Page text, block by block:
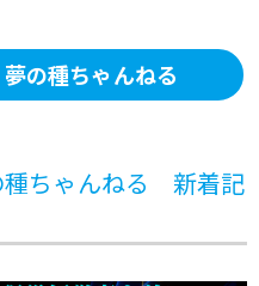
の種ちゃんねる
種ちゃんねる 新着記